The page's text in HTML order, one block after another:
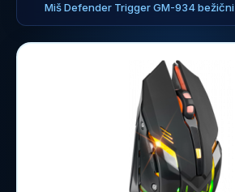
Miš Defender Trigger GM-934 bežični